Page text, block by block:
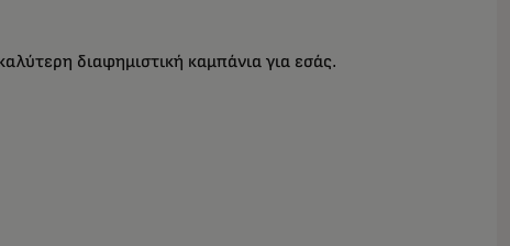
διαφημιστική καμπάνια για εσάς.